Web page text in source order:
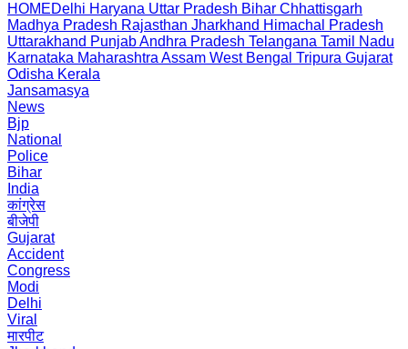
HOMEDelhi Haryana Uttar Pradesh Bihar Chhattisgarh
Madhya Pradesh Rajasthan Jharkhand Himachal Pradesh
Uttarakhand PunjabAndhra Pradesh Telangana Tamil Nadu
Karnataka Maharashtra Assam West Bengal Tripura Gujarat
Odisha Kerala
Jansamasya
News
Bjp
National
Police
Bihar
India
कांग्रेस
बीजेपी
Gujarat
Accident
Congress
Modi
Delhi
Viral
मारपीट